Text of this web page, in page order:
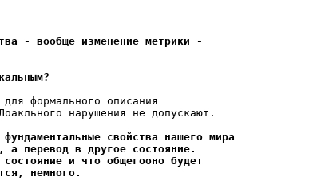
- вообще изменение метрики -
формального описания
нарушения не допускают.
свойства нашего мира
а перевод в другое состояние.
и что общегооно будет
немного.